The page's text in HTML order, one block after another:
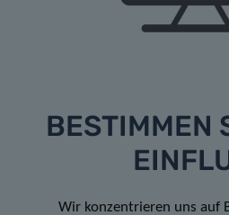
BESTIMMEN
Wir konzentrieren uns auf